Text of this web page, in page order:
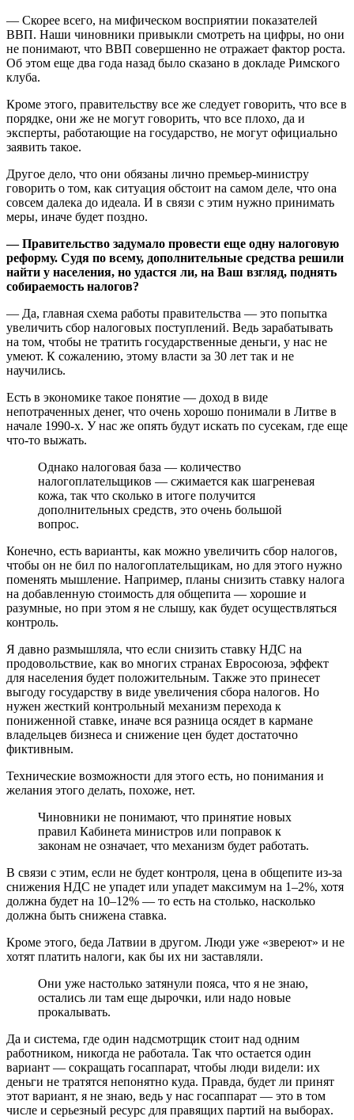
— Скорее всего, на мифическом восприятии показателей
ВВП. Наши чиновники привыкли смотреть на цифры, но они
не понимают, что ВВП совершенно не отражает фактор роста.
Об этом еще два года назад было сказано в докладе Римского
клуба.
Кроме этого, правительству все же следует говорить, что все в
порядке, они же не могут говорить, что все плохо, да и
эксперты, работающие на государство, не могут официально
заявить такое.
Другое дело, что они обязаны лично премьер-министру
говорить о том, как ситуация обстоит на самом деле, что она
совсем далека до идеала. И в связи с этим нужно принимать
меры, иначе будет поздно.
— Правительство задумало провести еще одну налоговую
реформу. Судя по всему, дополнительные средства решили
найти у населения, но удастся ли, на Ваш взгляд, поднять
собираемость налогов?
— Да, главная схема работы правительства — это попытка
увеличить сбор налоговых поступлений. Ведь зарабатывать
на том, чтобы не тратить государственные деньги, у нас не
умеют. К сожалению, этому власти за 30 лет так и не
научились.
Есть в экономике такое понятие — доход в виде
непотраченных денег, что очень хорошо понимали в Литве в
начале 1990-х. У нас же опять будут искать по сусекам, где еще
что-то выжать.
Однако налоговая база — количество
налогоплательщиков — сжимается как шагреневая
кожа, так что сколько в итоге получится
дополнительных средств, это очень большой
вопрос.
Конечно, есть варианты, как можно увеличить сбор налогов,
чтобы он не бил по налогоплательщикам, но для этого нужно
поменять мышление. Например, планы снизить ставку налога
на добавленную стоимость для общепита — хорошие и
разумные, но при этом я не слышу, как будет осуществляться
контроль.
Я давно размышляла, что если снизить ставку НДС на
продовольствие, как во многих странах Евросоюза, эффект
для населения будет положительным. Также это принесет
выгоду государству в виде увеличения сбора налогов. Но
нужен жесткий контрольный механизм перехода к
пониженной ставке, иначе вся разница осядет в кармане
владельцев бизнеса и снижение цен будет достаточно
фиктивным.
Технические возможности для этого есть, но понимания и
желания этого делать, похоже, нет.
Чиновники не понимают, что принятие новых
правил Кабинета министров или поправок к
законам не означает, что механизм будет работать.
В связи с этим, если не будет контроля, цена в общепите из-за
снижения НДС не упадет или упадет максимум на 1–2%, хотя
должна будет на 10–12% — то есть на столько, насколько
должна быть снижена ставка.
Кроме этого, беда Латвии в другом. Люди уже «звереют» и не
хотят платить налоги, как бы их ни заставляли.
Они уже настолько затянули пояса, что я не знаю,
остались ли там еще дырочки, или надо новые
прокалывать.
Да и система, где один надсмотрщик стоит над одним
работником, никогда не работала. Так что остается один
вариант — сокращать госаппарат, чтобы люди видели: их
деньги не тратятся непонятно куда. Правда, будет ли принят
этот вариант, я не знаю, ведь у нас госаппарат — это в том
числе и серьезный ресурс для правящих партий на выборах.